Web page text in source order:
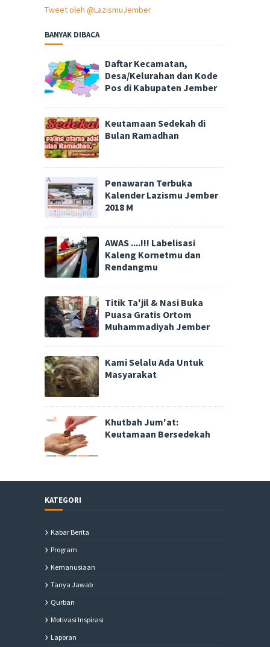
Tweet oleh @LazismuJember
BANYAK DIBACA
Daftar Kecamatan,
Desa/Kelurahan dan Kode
Pos di Kabupaten Jember
Keutamaan Sedekah di
Bulan Ramadhan
Penawaran Terbuka
Kalender Lazismu Jember
2018 M
AWAS ....!!! Labelisasi
Kaleng Kornetmu dan
Rendangmu
Titik Ta'jil & Nasi Buka
Puasa Gratis Ortom
Muhammadiyah Jember
Kami Selalu Ada Untuk
Masyarakat
Khutbah Jum'at:
Keutamaan Bersedekah
KATEGORI
Kabar Berita
Program
Kemanusiaan
Tanya Jawab
Qurban
Motivasi Inspirasi
Laporan